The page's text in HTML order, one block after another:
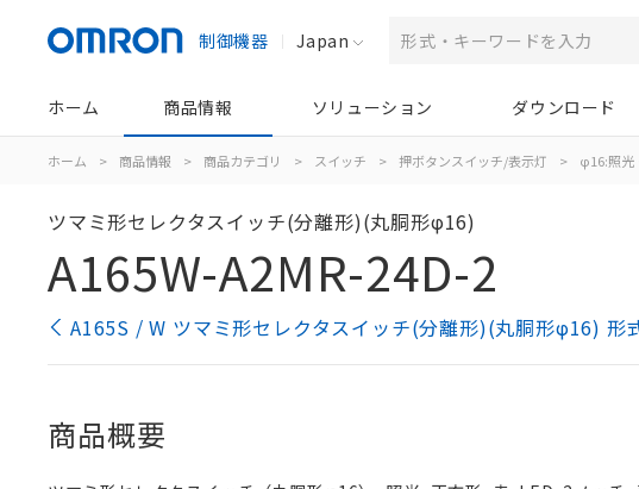
制御機器 Japan
ホーム 商品情報 ソリューション ダウンロード
ホーム > 商品情報 > 商品カテゴリ > スイッチ > 押ボタンスイッチ/表示灯 > φ16:照光
ツマミ形セレクタスイッチ(分離形)(丸胴形φ16)
A165W-A2MR-24D-2
A165S / W ツマミ形セレクタスイッチ(分離形)(丸胴形φ16) 形
商品概要